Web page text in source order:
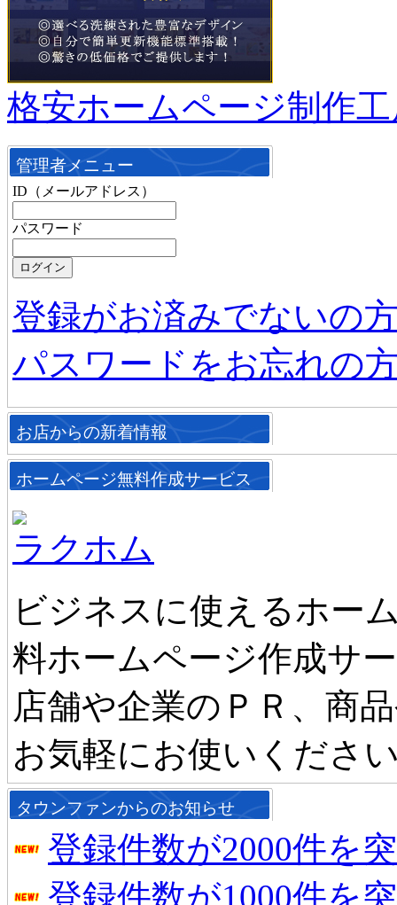
格安ホームページ制作
管理者メニュー
ID（メールアドレス）
パスワード
登録がお済みでないの
パスワードをお忘れの
お店からの新着情報
ホームページ無料作成サービス
ラクホム
ビジネスに使えるホー
料ホームページ作成サ
店舗や企業のＰＲ、商
お気軽にお使いくださ
タウンファンからのお知らせ
登録件数が2000件を
登録件数が1000件を